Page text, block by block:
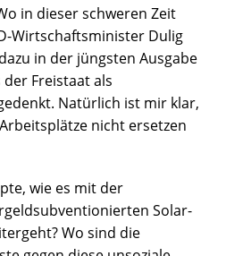
in dieser schweren Zeit
Wirtschaftsminister Dulig
in der jüngsten Ausgabe
der Freistaat als
Natürlich ist mir klar,
nicht ersetzen
wie es mit der
Solar-
Wo sind die